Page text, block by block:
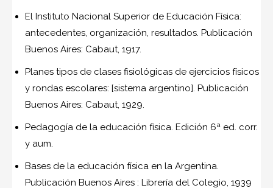
El Instituto Nacional Superior de Educación Física:
antecedentes, organización, resultados. Publicación
Buenos Aires: Cabaut, 1917.
Planes tipos de clases fisiológicas de ejercicios físicos
y rondas escolares: [sistema argentino]. Publicación
Buenos Aires: Cabaut, 1929.
Pedagogía de la educación física. Edición 6ª ed. corr.
y aum.
Bases de la educación física en la Argentina.
Publicación Buenos Aires : Librería del Colegio, 1939